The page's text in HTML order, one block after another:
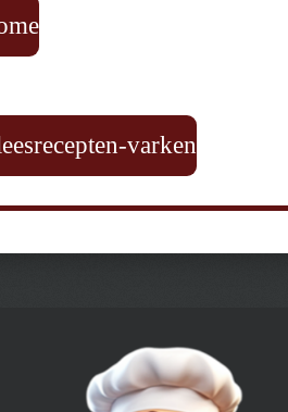
varken